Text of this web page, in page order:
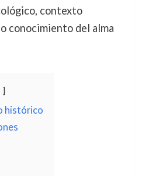
contexto
conocimiento del alma
histórico